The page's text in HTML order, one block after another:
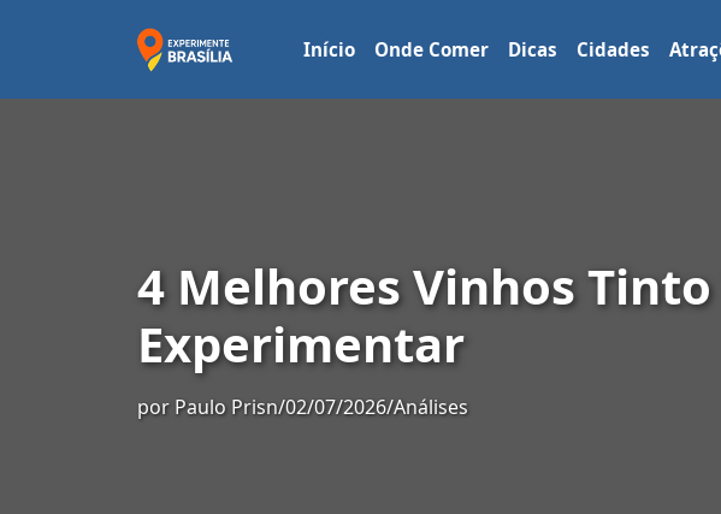
Início Onde Comer Dicas Cidades
4 Melhores Vinhos
Experimentar
por Paulo Prisn/02/07/2026/Análises